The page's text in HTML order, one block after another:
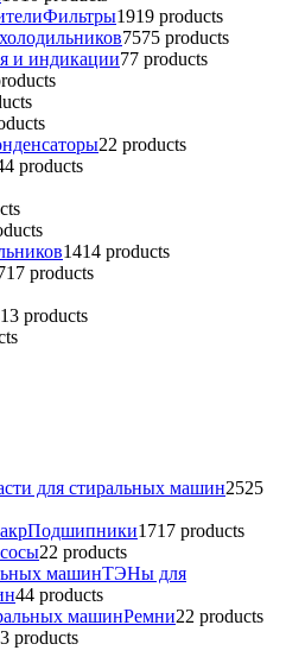
Фильтры1919 products
7575 products
и индикации77 products
22 products
4 products
1414 products
17 products
13 products
для стиральных машин2525
Подшипники1717 products
22 products
ТЭНы для
44 products
Ремни22 products
3 products